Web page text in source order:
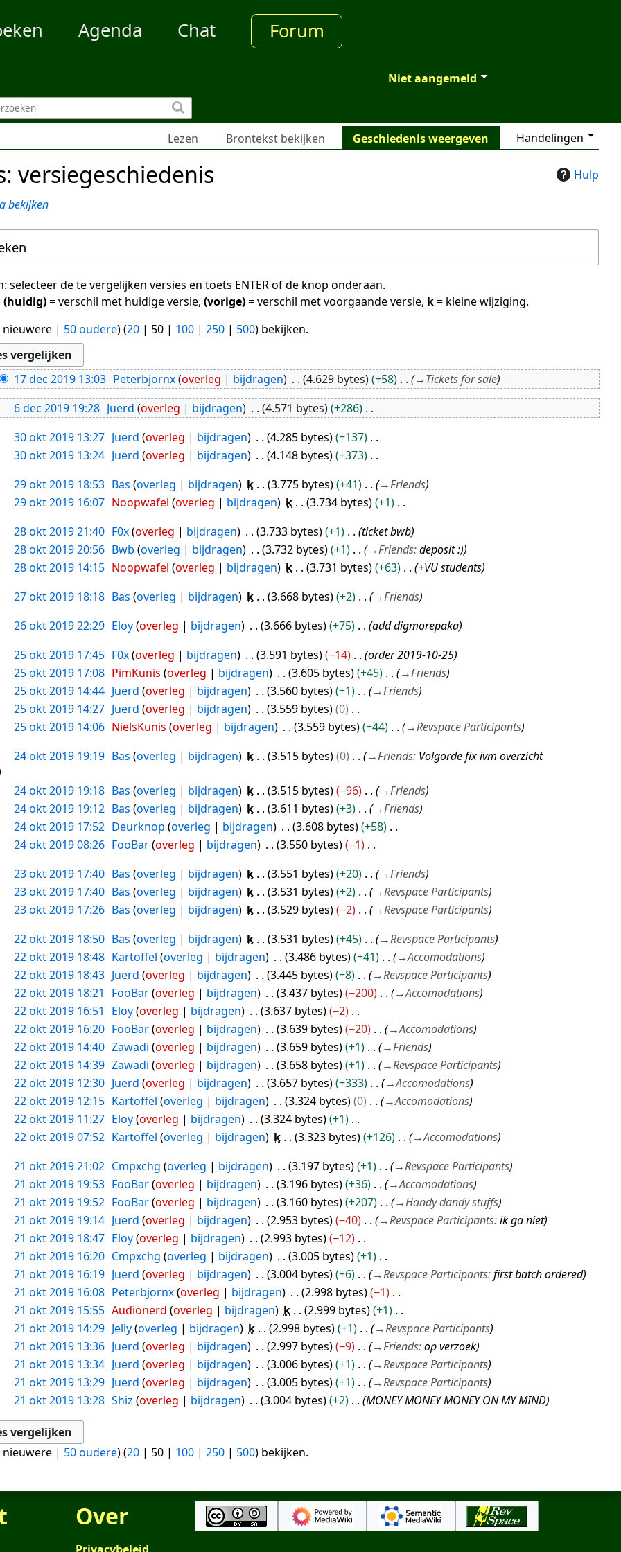
Agenda Chat Forum
Niet aangemeld
Handelingen
Lezen Brontekst bekijken Geschiedenis weergeven
Hulp
versiegeschiedenis
bekijken
selecteer de te vergelijken versies en toets ENTER of de knop onderaan.
(huidig)= verschil met huidige versie, (vorige)= verschil met voorgaande versie, k= kleine wijziging.
nieuwere | 50 oudere) (20 | 50 | 100 | 250 | 500) bekijken.
17 dec 2019 13:03 Peterbjornx overleg bijdragen 4.629 bytes +58 →Tickets for sale
6 dec 2019 19:28 Juerd overleg bijdragen 4.571 bytes
+286
30 okt 2019 13:27 Juerd overleg bijdragen 4.285 bytes
+137
30 okt 2019 13:24 Juerd overleg bijdragen 4.148 bytes
+373
29 okt 2019 18:53 Bas overleg bijdragen k 3.775 bytes +41 →Friends
29 okt 2019 16:07 Noopwafel overleg bijdragen k 3.734 bytes
+1
28 okt 2019 21:40 F0x overleg bijdragen 3.733 bytes +1
ticket bwb
28 okt 2019 20:56 Bwb overleg bijdragen 3.732 bytes +1 →Friends:deposit :)
28 okt 2019 14:15 Noopwafel overleg bijdragen k 3.731 bytes +63 +VU students
27 okt 2019 18:18 Bas overleg bijdragen k 3.668 bytes +2 →Friends
26 okt 2019 22:29 Eloy overleg bijdragen 3.666 bytes +75 add digmorepaka
25 okt 2019 17:45 F0x overleg bijdragen 3.591 bytes −14
order 2019-10-25
25 okt 2019 17:08 PimKunis overleg bijdragen 3.605 bytes +45 →Friends
25 okt 2019 14:44 Juerd overleg bijdragen 3.560 bytes +1 →Friends
25 okt 2019 14:27 Juerd overleg bijdragen 3.559 bytes
0
25 okt 2019 14:06 NielsKunis overleg bijdragen 3.559 bytes +44 →Revspace Participants
24 okt 2019 19:19 Bas overleg bijdragen k 3.515 bytes 0 →Friends: Volgorde fix ivm overzicht
24 okt 2019 19:18 Bas overleg bijdragen k 3.515 bytes −96 →Friends
24 okt 2019 19:12 Bas overleg bijdragen k 3.611 bytes +3 →Friends
24 okt 2019 17:52 Deurknop overleg bijdragen 3.608 bytes
+58
24 okt 2019 08:26 FooBar overleg bijdragen 3.550 bytes
−1
23 okt 2019 17:40 Bas overleg bijdragen k 3.551 bytes +20 →Friends
23 okt 2019 17:40 Bas overleg bijdragen k 3.531 bytes +2 →Revspace Participants
23 okt 2019 17:26 Bas overleg bijdragen k 3.529 bytes −2 →Revspace Participants
22 okt 2019 18:50 Bas overleg bijdragen k 3.531 bytes +45 →Revspace Participants
22 okt 2019 18:48 Kartoffel overleg bijdragen 3.486 bytes +41 →Accomodations
22 okt 2019 18:43 Juerd overleg bijdragen 3.445 bytes +8 →Revspace Participants
22 okt 2019 18:21 FooBar overleg bijdragen 3.437 bytes −200 →Accomodations
22 okt 2019 16:51 Eloy overleg bijdragen 3.637 bytes
−2
22 okt 2019 16:20 FooBar overleg bijdragen 3.639 bytes −20 →Accomodations
22 okt 2019 14:40 Zawadi overleg bijdragen 3.659 bytes +1 →Friends
22 okt 2019 14:39 Zawadi overleg bijdragen 3.658 bytes +1 →Revspace Participants
22 okt 2019 12:30 Juerd overleg bijdragen 3.657 bytes +333 →Accomodations
22 okt 2019 12:15 Kartoffel overleg bijdragen 3.324 bytes 0 →Accomodations
22 okt 2019 11:27 Eloy overleg bijdragen 3.324 bytes
+1
22 okt 2019 07:52 Kartoffel overleg bijdragen k 3.323 bytes +126 →Accomodations
21 okt 2019 21:02 Cmpxchg overleg bijdragen 3.197 bytes +1 →Revspace Participants
21 okt 2019 19:53 FooBar overleg bijdragen 3.196 bytes +36 →Accomodations
21 okt 2019 19:52 FooBar overleg bijdragen 3.160 bytes +207 →Handy dandy stuffs
21 okt 2019 19:14 Juerd overleg bijdragen 2.953 bytes −40 →Revspace Participants:ik ga niet
21 okt 2019 18:47 Eloy overleg bijdragen 2.993 bytes
−12
21 okt 2019 16:20 Cmpxchg overleg bijdragen 3.005 bytes
+1
21 okt 2019 16:19 Juerd overleg bijdragen 3.004 bytes +6 →Revspace Participants:first batch ordered
21 okt 2019 16:08 Peterbjornx overleg bijdragen 2.998 bytes
−1
21 okt 2019 15:55 Audionerd overleg bijdragen k 2.999 bytes
+1
21 okt 2019 14:29 Jelly overleg bijdragen k 2.998 bytes +1 →Revspace Participants
21 okt 2019 13:36 Juerd overleg bijdragen 2.997 bytes −9 →Friends:op verzoek
21 okt 2019 13:34 Juerd overleg bijdragen 3.006 bytes +1 →Revspace Participants
21 okt 2019 13:29 Juerd overleg bijdragen 3.005 bytes +1 →Revspace Participants
21 okt 2019 13:28 Shiz overleg bijdragen 3.004 bytes +2 MONEY MONEY MONEY ON MY MIND
nieuwere | 50 oudere) (20 | 50 | 100 | 250 | 500) bekijken.
Over